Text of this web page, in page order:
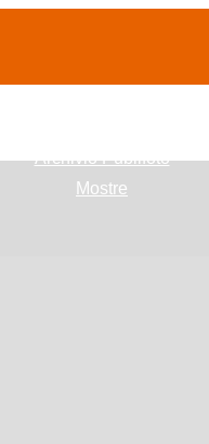
Archivio Publifoto
Mostre